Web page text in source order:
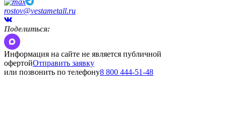
rostov@vestametall.ru
Поделиться:
Информация на сайте не является публичной
офертойОтправить заявку
или позвонить по телефону8 800 444-51-48